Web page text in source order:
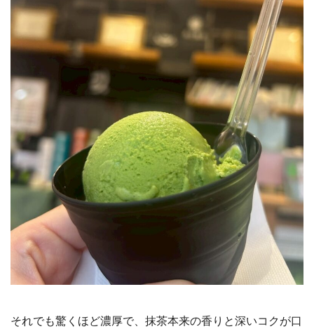
それでも驚くほど濃厚で、抹茶本来の香りと深いコクが口